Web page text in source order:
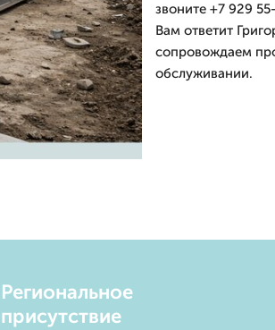
звоните +7 929
Вам ответит
сопровождаем
обслуживании.
Региональное
присутствие